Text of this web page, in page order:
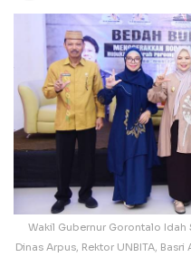
Wakil Gubernur Gorontalo Idah
Dinas Arpus, Rektor UNBITA,